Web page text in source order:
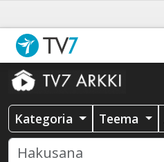
Kategoria Teema